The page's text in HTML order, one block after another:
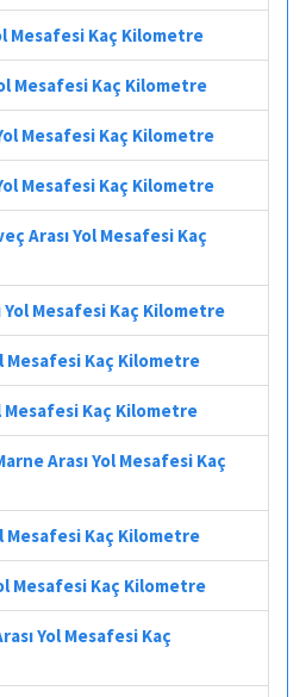
Mesafesi Kaç Kilometre
Mesafesi Kaç Kilometre
Mesafesi Kaç Kilometre
Mesafesi Kaç Kilometre
Arası Yol Mesafesi Kaç
Yol Mesafesi Kaç Kilometre
Mesafesi Kaç Kilometre
Mesafesi Kaç Kilometre
Arası Yol Mesafesi Kaç
Mesafesi Kaç Kilometre
Mesafesi Kaç Kilometre
Yol Mesafesi Kaç